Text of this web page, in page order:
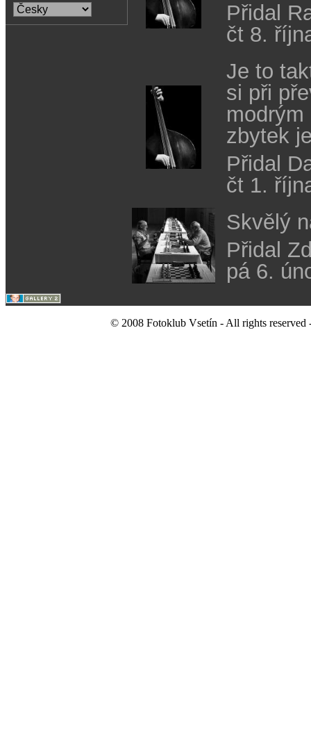
Přidal
čt 8.
Je to
si při
zbytek
Přidal
čt 1.
Skvělý
Přidal
pá 6.
© 2008 Fotoklub Vsetín - All rights reserved